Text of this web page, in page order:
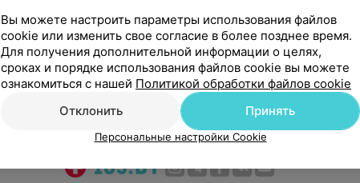
Стаж 21 год •Первая категория
Врач УЗД
Нет информации о месте работы
Вы можете настроить параметры использования файлов
cookie или изменить свое согласие в более позднее время.
Для получения дополнительной информации о целях,
сроках и порядке использования файлов cookie вы можете
ознакомиться с нашей Политикой обработки файлов cookie
Отклонить
Принять
Персональные настройки Cookie